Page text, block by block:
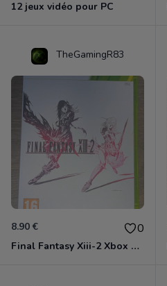
12 jeux vidéo pour PC
TheGamingR83
8.90 € 0
Final Fantasy Xiii-2 Xbox 360